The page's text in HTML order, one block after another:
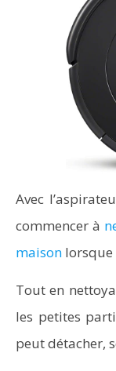
Avec
commencer à
maison lorsque
Tout en
les petites
peut détacher,